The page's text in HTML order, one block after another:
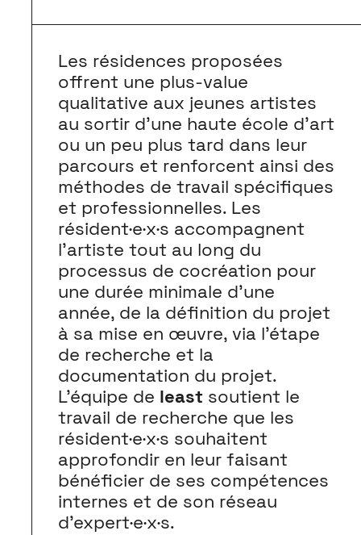
Les résidences proposées
offrent une plus-value
qualitative aux jeunes artistes
au sortir d’une haute école d’art
ou un peu plus tard dans leur
parcours et renforcent ainsi des
méthodes de travail spécifiques
et professionnelles. Les
résident·e·x·s accompagnent
l’artiste tout au long du
processus de cocréation pour
une durée minimale d’une
année, de la définition du projet
à sa mise en œuvre, via l’étape
de recherche et la
documentation du projet.
L’équipe de least soutient le
travail de recherche que les
résident·e·x·s souhaitent
approfondir en leur faisant
bénéficier de ses compétences
internes et de son réseau
d’expert·e·x·s.